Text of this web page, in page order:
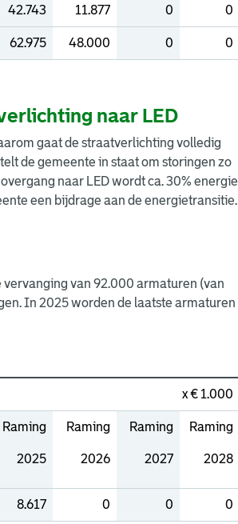
42.743 11.877 0 0
62.975 48.000 0 0
naar LED
gaat de straatverlichting volledig
de gemeente in staat om storingen zo
naar LED wordt ca. 30% energie
een bijdrage aan de energietransitie.
van 92.000 armaturen (van
In 2025 worden de laatste armaturen
x € 1.000
Raming
2025
Raming
2026
Raming
2027
Raming
2028
8.617 0 0 0